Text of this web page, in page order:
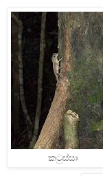
කටුස්සා